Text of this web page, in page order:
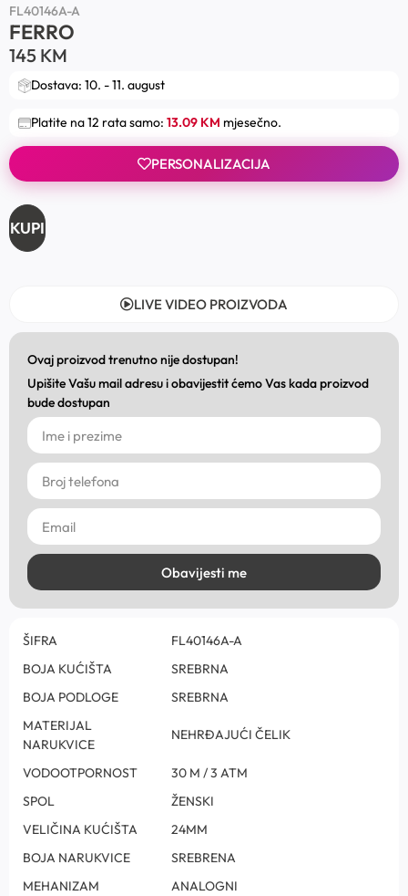
FL40146A-A
FERRO
145 KM
Dostava: 10. - 11. august
Platite na 12 rata samo: 13.09 KM mjesečno.
PERSONALIZACIJA
KUPI
LIVE VIDEO PROIZVODA
Ovaj proizvod trenutno nije dostupan!
Upišite Vašu mail adresu i obavijestit ćemo Vas kada proizvod
bude dostupan
Obavijesti me
ŠIFRA
FL40146A-A
BOJA KUĆIŠTA
SREBRNA
BOJA PODLOGE
SREBRNA
MATERIJAL
NARUKVICE
NEHRĐAJUĆI ČELIK
VODOOTPORNOST
30 M / 3 ATM
SPOL
ŽENSKI
VELIČINA KUĆIŠTA
24MM
BOJA NARUKVICE
SREBRENA
MEHANIZAM
ANALOGNI